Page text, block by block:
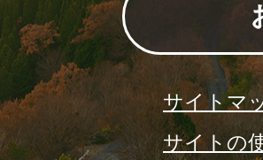
サイトマ
サイトの